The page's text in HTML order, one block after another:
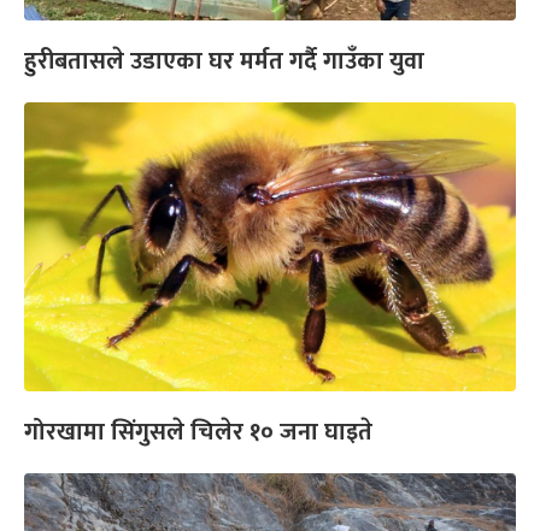
हुरीबतासले उडाएका घर मर्मत गर्दै गाउँका युवा
गोरखामा सिंगुसले चिलेर १० जना घाइते